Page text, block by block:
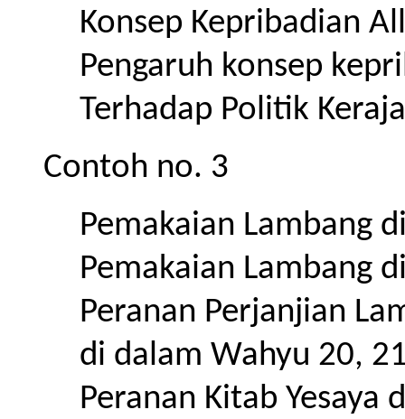
Konsep Kepribadian
Pengaruh konsep
Terhadap Politik
Contoh no. 3
Pemakaian Lambang
Pemakaian Lambang
Peranan Perjanjian
di dalam Wahyu 20,
Peranan Kitab Yesaya